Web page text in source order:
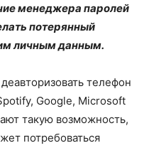
менеджера паролей
потерянный
личным данным.
телефон
Google, Microsoft
такую возможность,
потребоваться